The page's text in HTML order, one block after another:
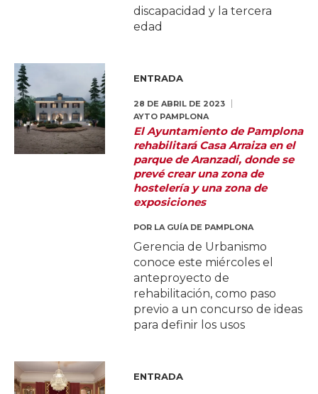
discapacidad y la tercera
edad
ENTRADA
28 DE ABRIL DE 2023
AYTO PAMPLONA
El Ayuntamiento de Pamplona
rehabilitará Casa Arraiza en el
parque de Aranzadi, donde se
prevé crear una zona de
hostelería y una zona de
exposiciones
POR LA GUÍA DE PAMPLONA
Gerencia de Urbanismo
conoce este miércoles el
anteproyecto de
rehabilitación, como paso
previo a un concurso de ideas
para definir los usos
ENTRADA